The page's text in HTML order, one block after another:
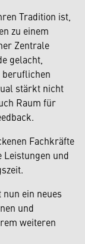
Tradition ist,
zu einem
Zentrale
gelacht,
stärkt nicht
Raum für
Fachkräfte
Leistungen und
ein neues
und
weiteren